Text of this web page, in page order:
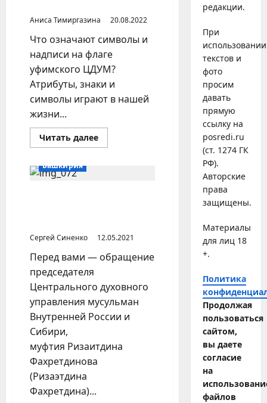
Аниса Тимиргазина
20.08.2022
Что означают символы и
надписи на флаге
уфимского ЦДУМ?
Атрибуты, знаки и
символы играют в нашей
жизни...
Читать далееПрочитать
больше
Башкирия
Сергей Синенко
12.05.2021
Перед вами — обращение
председателя
Центрального духовного
управления мусульман
Внутренней России и
Сибири,
муфтия Ризаитдина
Фахретдинова
(Ризаэтдина
Фахретдина)...
редакции.
При
использовании
текстов и
фото
просим
давать
прямую
ссылку на
posredi.ru
(ст. 1274 ГК
РФ).
Авторские
права
защищены.
Материалы
для лиц 18
+.
Политика
Продолжая
пользоваться
сайтом,
вы даете
согласие
на
файлов